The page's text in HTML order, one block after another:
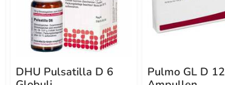
DHU Pulsatilla D 6
Pulmo GL D 12